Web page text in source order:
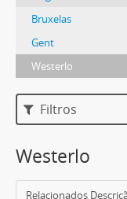
Bruxelas
Gent
Westerlo
Filtros
Westerlo
Relacionados